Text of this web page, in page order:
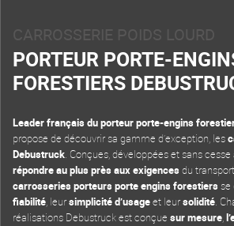
CARROSSERIE POIDS LOURD
PORTEUR PORTE-
FORESTIERS
Leader français du porteur porte-engins
propose de découvrir sa gamme d’exception, les
Debustruck . Conçues, développées et sans
répondre au plus près aux exigencesdu
carrosseries porteurs porte engins forestiersse
fiabilité , leursimplicité d’usageet leursolidité .
réalisations Debustruck est conçue sur mesure